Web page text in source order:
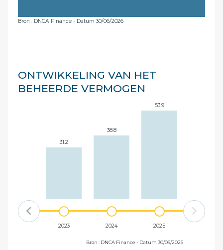
Bron : DNCA Finance - Datum 30/06/2026
ONTWIKKELING VAN HET
BEHEERDE VERMOGEN
31.2
2023
38.8
2024
53.9
2025
Bron : DNCA Finance - Datum 30/06/2026